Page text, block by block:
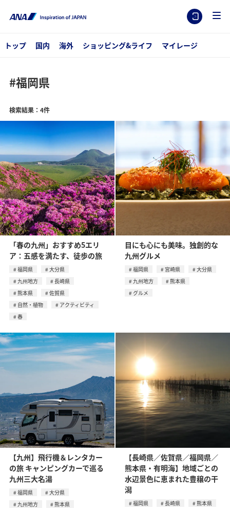
トップ 国内 海外 ショッピング&ライフ マイレージ
#福岡県
検索結果：4件
「春の九州」おすすめ5エリ
ア：五感を満たす、徒歩の旅
福岡県
大分県
九州地方
長崎県
熊本県
佐賀県
自然・植物
アクティビティ
春
目にも心にも美味。独創的な
九州グルメ
福岡県 宮崎県
大分県
九州地方
熊本県
グルメ
【九州】飛行機＆レンタカー
の旅 キャンピングカーで巡る
九州三大名湯
福岡県
大分県
九州地方
熊本県
【長崎県／佐賀県／福岡県／
熊本県・有明海】地域ごとの
水辺景色に恵まれた豊穣の干
潟
福岡県 長崎県
熊本県